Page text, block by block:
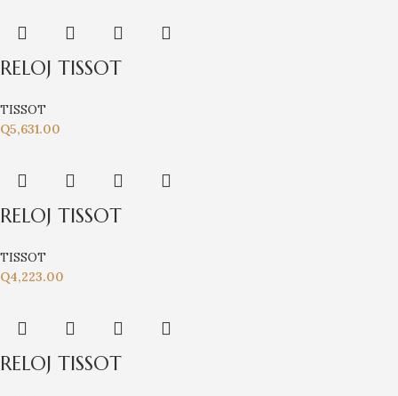
RELOJ TISSOT
TISSOT
Q5,631.00
RELOJ TISSOT
TISSOT
Q4,223.00
RELOJ TISSOT